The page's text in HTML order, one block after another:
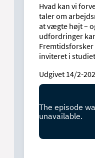
Hvad kan vi
taler om
at vægte højt –
udfordringer
Fremtidsforsker
inviteret i
Udgivet 14/2-